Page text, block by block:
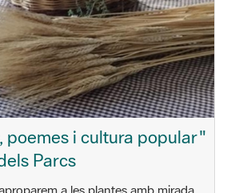
poemes i cultura popular"
Parcs
a les plantes amb mirada